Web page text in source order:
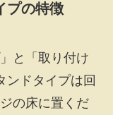
プの特徴
と「取り付け
ンドタイプは回
の床に置くだ